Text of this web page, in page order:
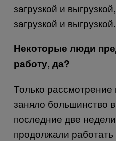
загрузкой и
загрузкой и выгрузкой.
Некоторые люди
работу, да?
Только рассмотрение
заняло большинство
последние две
продолжали